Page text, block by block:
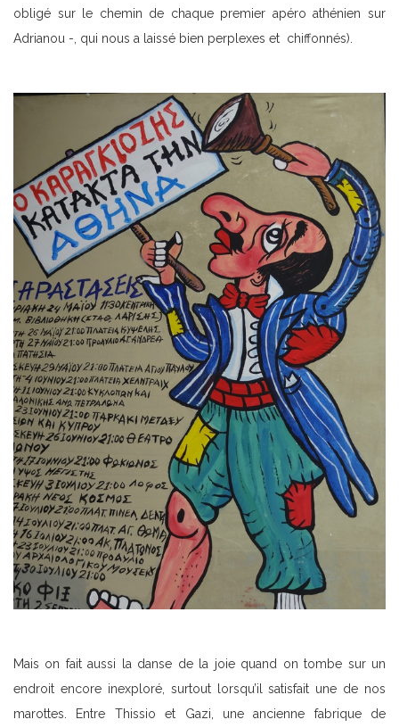
obligé sur le chemin de chaque premier apéro athénien sur
Adrianou -, qui nous a laissé bien perplexes et chiffonnés).
Mais on fait aussi la danse de la joie quand on tombe sur un
endroit encore inexploré, surtout lorsqu’il satisfait une de nos
marottes. Entre Thissio et Gazi, une ancienne fabrique de